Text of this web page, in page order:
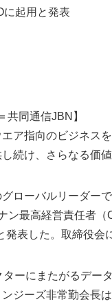
に起用と発表
共同通信JBN】
ア指向のビジネス
続け、さらなる価
ローバルリーダー
ン最高経営責任者
表した。取締役会
ーにまたがるデー
ジーズ非常勤会長